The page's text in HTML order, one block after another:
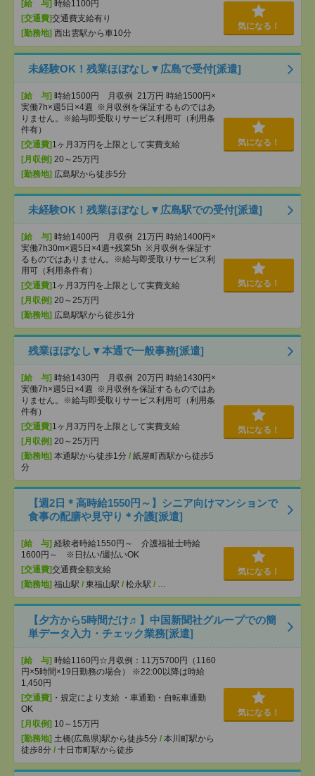
[給 与] 時給1100円
[交通費]交通費支給有り
[勤務地] 西出雲駅から車10分
気になる！
未経験OK！残業ほぼなし▼広島で受付[派遣]
[給 与] 時給1500円 月収例 21万円 時給1500円×
実働7h×週5日×4週 ※月収例を保証するものではあ
りません。※給与即受取りサービス利用可（利用条
件有）
[交通費] 1ヶ月3万円を上限として実費支給
[月収例] 20～25万円
[勤務地] 広島駅から徒歩5分
気になる！
未経験OK！残業ほぼなし▼広島駅での受付[派遣]
[給 与] 時給1400円 月収例 21万円 時給1400円×
実働7h30m×週5日×4週+残業5h ※月収例を保証す
るものではありません。※給与即受取りサービス利
用可（利用条件有）
[交通費] 1ヶ月3万円を上限として実費支給
[月収例] 20～25万円
[勤務地] 広島駅駅から徒歩1分
気になる！
残業ほぼなし▼本通で一般事務[派遣]
[給 与] 時給1430円 月収例 20万円 時給1430円×
実働7h×週5日×4週 ※月収例を保証するものではあ
りません。※給与即受取りサービス利用可（利用条
件有）
[交通費] 1ヶ月3万円を上限として実費支給
[月収例] 20～25万円
[勤務地] 本通駅から徒歩1分 / 紙屋町西駅から徒歩5
分
気になる！
【週2日＊高時給1550円～】シニア向けマンションで
食事の配膳や見守り＊介護[派遣]
[給 与] 経験者時給1550円～ 介護福祉士時給
1600円～ ※日払い/週払いOK
[交通費]交通費全額支給
[勤務地] 福山駅 / 東福山駅 / 松永駅 / …
気になる！
【夕方から5時間だけ♬】中国新聞社グループでの簡
単データ入力・チェック業務[派遣]
[給 与] 時給1160円☆月収例：11万5700円（1160
円×5時間×19日勤務の場合） ※22:00以降は時給
1,450円
[交通費] ・規定により支給 ・車通勤・自転車通勤
OK
[月収例] 10～15万円
[勤務地] 土橋(広島県)駅から徒歩5分 / 本川町駅から
徒歩8分 / 十日市町駅から徒歩
気になる！